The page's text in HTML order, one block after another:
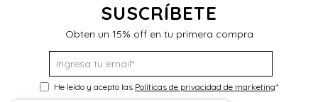
SUSCRÍBETE
Obten un 15% off en tu primera compra
He leído y acepto las Políticas de privacidad de marketing*